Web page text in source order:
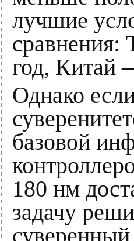
лучшие
сравнения:
год, Китай
Однако
базовой
180 нм
задачу